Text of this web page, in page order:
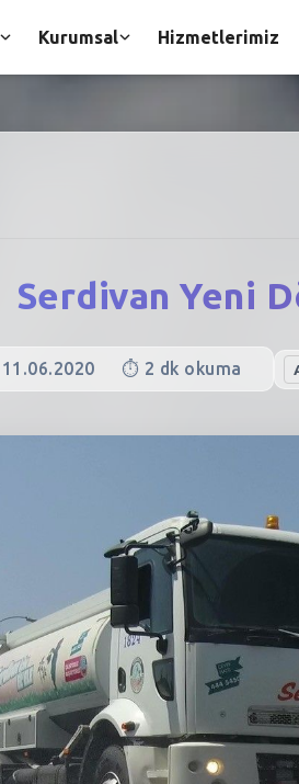
Serdivan Yeni
11.06.2020 ⏱️ 2 dk okuma
Kurumsal Hizmetlerimiz